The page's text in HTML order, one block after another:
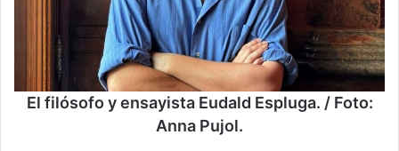
El filósofo y ensayista Eudald Espluga. / Foto:
Anna Pujol.